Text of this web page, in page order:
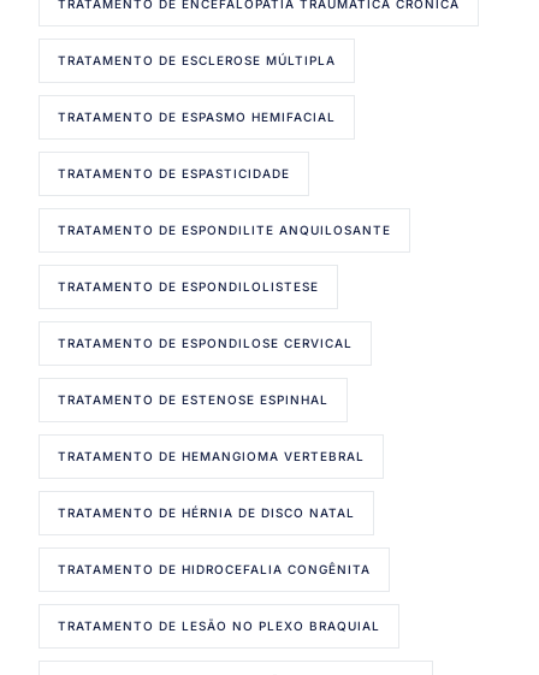
TRATAMENTO DE ENCEFALOPATIA TRAUMÁTICA CRÔNICA
TRATAMENTO DE ESCLEROSE MÚLTIPLA
TRATAMENTO DE ESPASMO HEMIFACIAL
TRATAMENTO DE ESPASTICIDADE
TRATAMENTO DE ESPONDILITE ANQUILOSANTE
TRATAMENTO DE ESPONDILOLISTESE
TRATAMENTO DE ESPONDILOSE CERVICAL
TRATAMENTO DE ESTENOSE ESPINHAL
TRATAMENTO DE HEMANGIOMA VERTEBRAL
TRATAMENTO DE HÉRNIA DE DISCO NATAL
TRATAMENTO DE HIDROCEFALIA CONGÊNITA
TRATAMENTO DE LESÃO NO PLEXO BRAQUIAL